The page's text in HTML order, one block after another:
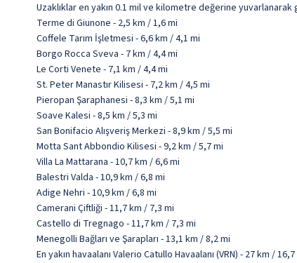
Uzaklıklar en yakın 0.1 mil ve kilometre değerine
Terme di Giunone - 2,5 km / 1,6 mi
Coffele Tarım İşletmesi - 6,6 km / 4,1 mi
Borgo Rocca Sveva - 7 km / 4,4 mi
Le Corti Venete - 7,1 km / 4,4 mi
St. Peter Manastır Kilisesi - 7,2 km / 4,5 mi
Pieropan Şaraphanesi - 8,3 km / 5,1 mi
Soave Kalesi - 8,5 km / 5,3 mi
San Bonifacio Alışveriş Merkezi - 8,9 km / 5,5 mi
Motta Sant Abbondio Kilisesi - 9,2 km / 5,7 mi
Villa La Mattarana - 10,7 km / 6,6 mi
Balestri Valda - 10,9 km / 6,8 mi
Adige Nehri - 10,9 km / 6,8 mi
Camerani Çiftliği - 11,7 km / 7,3 mi
Castello di Tregnago - 11,7 km / 7,3 mi
Menegolli Bağları ve Şarapları - 13,1 km / 8,2 mi
En yakın havaalanı Valerio Catullo Havaalanı (VRN) - 27 km /